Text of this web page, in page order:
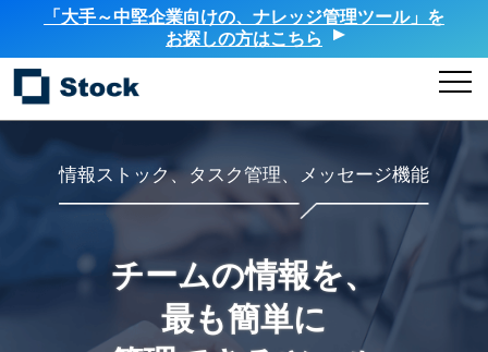
「大手～中堅企業向けの、ナレッジ管理ツール」を
お探しの方はこちら
情報ストック、タスク管理、メッセージ機能
チームの情報を、
最も簡単に